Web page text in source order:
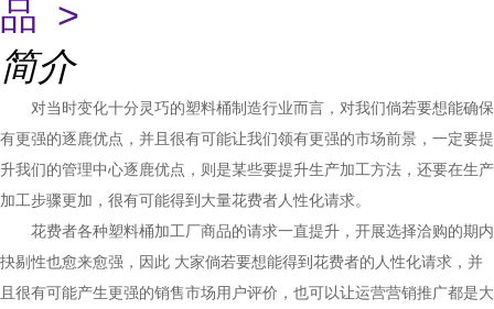
品 >
简介
对当时变化十分灵巧的塑料桶制造行业而言，对我们倘若要想能确保
有更强的逐鹿优点，并且很有可能让我们领有更强的市场前景，一定要提
升我们的管理中心逐鹿优点，则是某些要提升生产加工方法，还要在生产
加工步骤更加，很有可能得到大量花费者人性化请求。
花费者各种塑料桶加工厂商品的请求一直提升，开展选择洽购的期内
抉剔性也愈来愈强，因此 大家倘若要想能得到花费者的人性化请求，并
且很有可能产生更强的销售市场用户评价，也可以让运营营销推广都是大